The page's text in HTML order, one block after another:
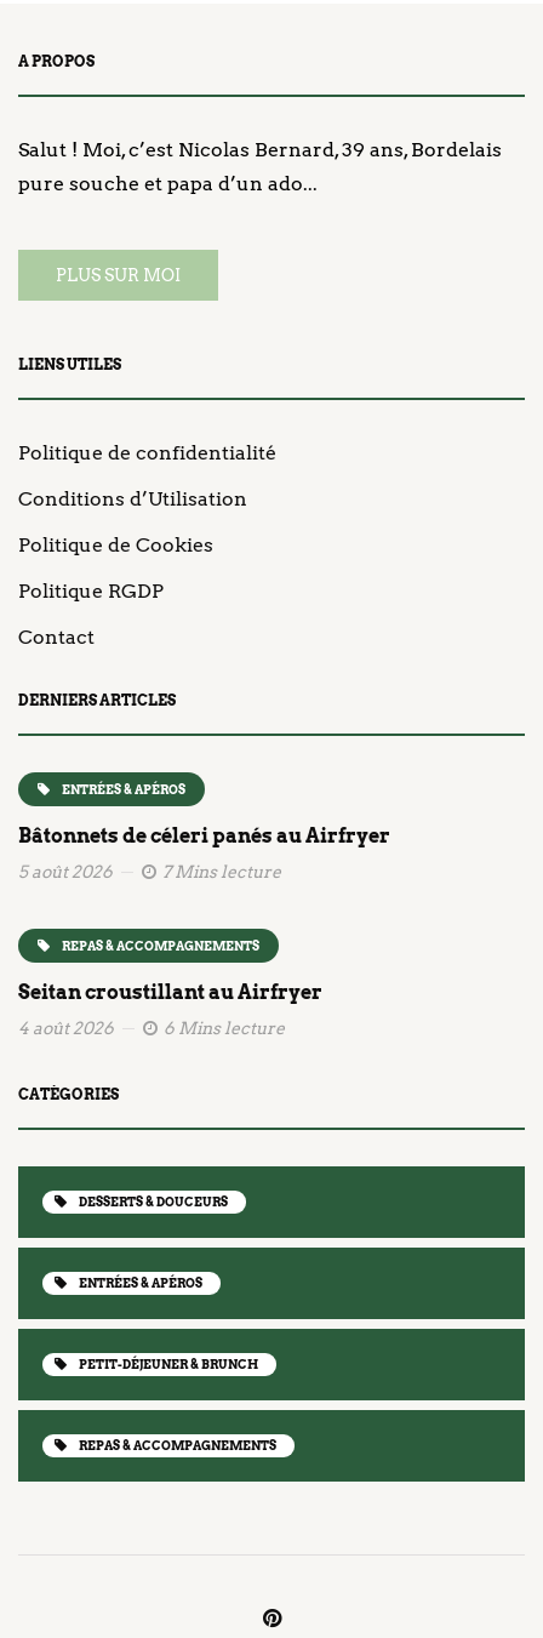
A PROPOS
Salut ! Moi, c’est Nicolas Bernard, 39 ans, Bordelais
pure souche et papa d’un ado...
PLUS SUR MOI
LIENS UTILES
Politique de confidentialité
Conditions d’Utilisation
Politique de Cookies
Politique RGDP
Contact
DERNIERS ARTICLES
ENTRÉES & APÉROS
Bâtonnets de céleri panés au Airfryer
5 août 2026 7 Mins lecture
REPAS & ACCOMPAGNEMENTS
Seitan croustillant au Airfryer
4 août 2026 6 Mins lecture
CATÉGORIES
DESSERTS & DOUCEURS
ENTRÉES & APÉROS
PETIT-DÉJEUNER & BRUNCH
REPAS & ACCOMPAGNEMENTS